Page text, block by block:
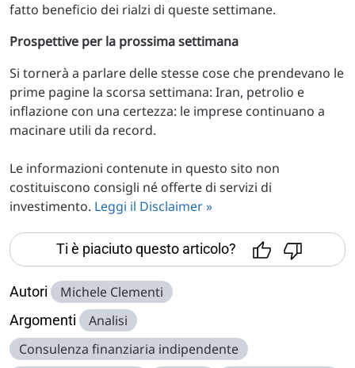
fatto beneficio dei rialzi di queste settimane.
Prospettive per la prossima settimana
Si tornerà a parlare delle stesse cose che prendevano le
prime pagine la scorsa settimana: Iran, petrolio e
inflazione con una certezza: le imprese continuano a
macinare utili da record.
Le informazioni contenute in questo sito non
costituiscono consigli né offerte di servizi di
investimento. Leggi il Disclaimer »
Ti è piaciuto questo articolo?
Autori Michele Clementi
Argomenti
Analisi
Consulenza finanziaria indipendente